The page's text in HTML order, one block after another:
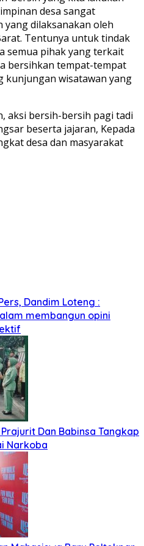
desa sangat
dilaksanakan oleh
Tentunya untuk tindak
semua pihak yang terkait
bersihkan tempat-tempat
kunjungan wisatawan yang
aksi bersih-bersih pagi tadi
beserta jajaran, Kepada
desa dan masyarakat
Dandim Loteng :
membangun opini
Dan Babinsa Tangkap
Narkoba